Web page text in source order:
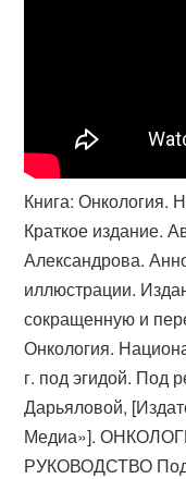
Книга: Онкология.
Краткое издание.
Александрова.
иллюстрации.
сокращенную и
Онкология.
г. под эгидой. Под
Дарьяловой,
Медиа»].
РУКОВОДСТВО